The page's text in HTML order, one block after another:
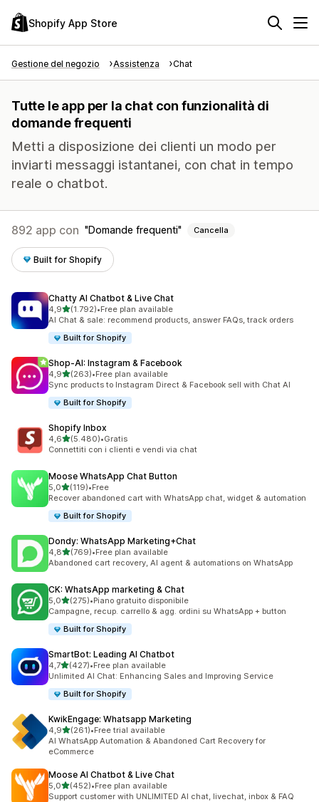
Shopify App Store
Gestione del negozio Assistenza Chat
Tutte le app per la chat con funzionalità di
domande frequenti
Metti a disposizione dei clienti un modo per
inviarti messaggi istantanei, con chat in tempo
reale o chatbot.
892 app con Domande frequenti Cancella
Built for Shopify
Chatty AI Chatbot & Live Chat
4,9stelle su 5
(1.792)
1792 recensioni totali
•Free plan available
AI Chat & sale: recommend products, answer FAQs, track orders
Built for Shopify
Shop‑AI: Instagram & Facebook
4,9stelle su 5
(263)
263 recensioni totali
•Free plan available
Sync products to Instagram Direct & Facebook sell with Chat AI
Built for Shopify
Shopify Inbox
4,6stelle su 5
(5.480)
5480 recensioni totali
•Gratis
Connettiti con i clienti e vendi via chat
Moose WhatsApp Chat Button
5,0stelle su 5
(119)
119 recensioni totali
•Free
Recover abandoned cart with WhatsApp chat, widget & automation
Built for Shopify
Dondy: WhatsApp Marketing+Chat
4,8stelle su 5
(769)
769 recensioni totali
•Free plan available
Abandoned cart recovery, AI agent & automations on WhatsApp
CK: WhatsApp marketing & Chat
5,0stelle su 5
(275)
275 recensioni totali
•Piano gratuito disponibile
Campagne, recup. carrello & agg. ordini su WhatsApp + button
Built for Shopify
SmartBot: Leading AI Chatbot
4,7stelle su 5
(427)
427 recensioni totali
•Free plan available
Unlimited AI Chat: Enhancing Sales and Improving Service
Built for Shopify
KwikEngage: Whatsapp Marketing
4,9stelle su 5
(261)
261 recensioni totali
•Free trial available
AI WhatsApp Automation & Abandoned Cart Recovery for
eCommerce
Moose AI Chatbot & Live Chat
5,0stelle su 5
(452)
452 recensioni totali
•Free plan available
Support customer with UNLIMITED AI chat, livechat, inbox & FAQ